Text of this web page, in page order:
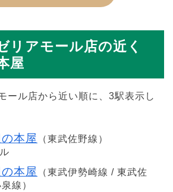
リアモール店の近く
屋
ール店から近い順に、3駅表示し
本屋
（東武佐野線）
本屋
（東武伊勢崎線 / 東武佐
線）